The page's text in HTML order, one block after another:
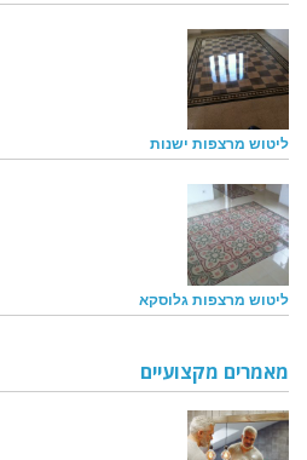
ליטוש מרצפות ישנות
ליטוש מרצפות גלוסקא
מאמרים מקצועיים